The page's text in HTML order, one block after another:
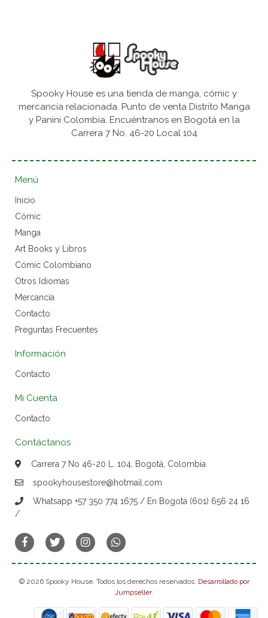
Spooky House es una tienda de manga, cómic y
mercancía relacionada. Punto de venta Distrito Manga
y Panini Colombia. Encuéntranos en Bogotá en la
Carrera 7 No. 46-20 Local 104
Menú
Inicio
Cómic
Manga
Art Books y Libros
Cómic Colombiano
Otros Idiomas
Mercancía
Contacto
Preguntas Frecuentes
Información
Contacto
Mi Cuenta
Contacto
Contáctanos
Carrera 7 No 46-20 L. 104, Bogotá, Colombia
spookyhousestore@hotmail.com
Whatsapp +57 350 774 1675 / En Bogotá (601) 656 24 16
/
© 2026 Spooky House. Todos los derechos reservados. Desarrollado por
Jumpseller.